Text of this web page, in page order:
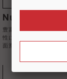
Nu:le(ヌール)
豊富なカラーラインナ
性により薄く均一な塗
面滑沢硬化材